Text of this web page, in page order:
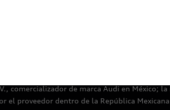
comercializador de marca Audi en
el proveedor dentro de la República